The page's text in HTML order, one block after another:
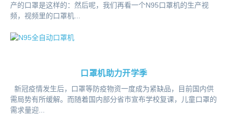
产的口罩是这样的：然后呢，我们再看一个N95口罩机的生产视
频，视频里的口罩机...
口罩机助力开学季
新冠疫情发生后，口罩等防疫物资一度成为紧缺品，目前国内供
需局势有所缓解。而随着国内部分省市宣布学校复课，儿童口罩的
需求量迎...